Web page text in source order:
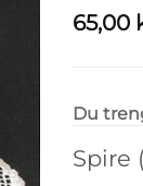
65,00
Du
Spire